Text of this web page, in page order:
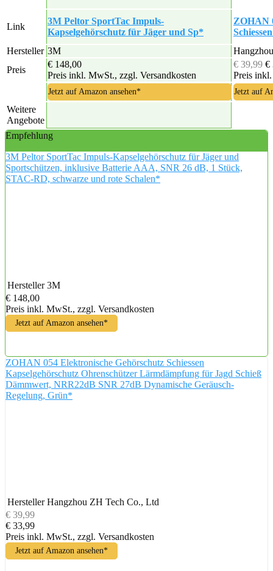
Link
3M Peltor SportTac Impuls-
Kapselgehörschutz für Jäger und Sp*
ZOHAN
Hersteller 3M
Preis
€ 148,00
Preis inkl. MwSt., zzgl. Versandkosten
€ 39,99 €
Preis
Jetzt auf Amazon ansehen* Jetzt auf
Weitere
Angebote
Empfehlung
3M Peltor SportTac Impuls-Kapselgehörschutz für Jäger und
Sportschützen, inklusive Batterie AAA, SNR 26 dB, 1 Stück,
STAC-RD, schwarze und rote Schalen*
Hersteller 3M
€ 148,00
Preis inkl. MwSt., zzgl. Versandkosten
Jetzt auf Amazon ansehen*
ZOHAN 054 Elektronische Gehörschutz Schiessen
Kapselgehörschutz Ohrenschützer Lärmdämpfung für Jagd Schieß
Dämmwert, NRR22dB SNR 27dB Dynamische Geräusch-
Regelung, Grün*
Hersteller Hangzhou ZH Tech Co., Ltd
€ 39,99
€ 33,99
Preis inkl. MwSt., zzgl. Versandkosten
Jetzt auf Amazon ansehen*